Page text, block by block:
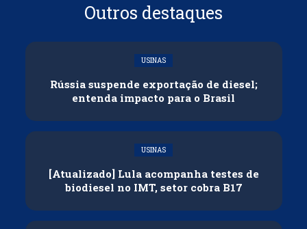
Outros destaques
USINAS
Rússia suspende exportação de diesel;
entenda impacto para o Brasil
USINAS
[Atualizado] Lula acompanha testes de
biodiesel no IMT, setor cobra B17